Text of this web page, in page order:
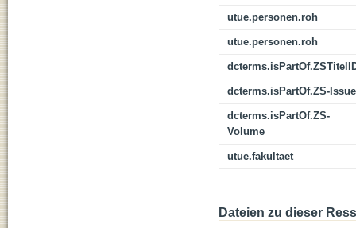
utue.personen.roh
utue.personen.roh
dcterms.isPartOf.ZS-Issue
dcterms.isPartOf.ZS-
Volume
utue.fakultaet
Dateien zu dieser